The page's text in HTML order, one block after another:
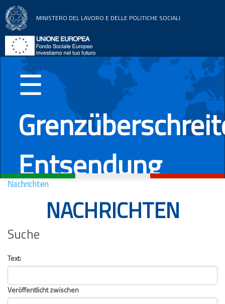
Home
Themenbereiche
Nachrichten
Dokumentation
Italiano English Deutsch
MINISTERO DEL LAVORO E DELLE POLITICHE SOCIALI
☰
Entsendung
Nachrichten
NACHRICHTEN
Suche
Text:
Veröffentlicht zwischen